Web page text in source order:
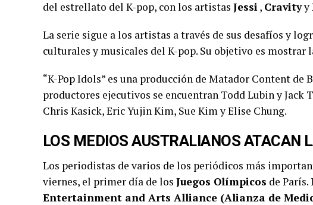
del estrellato del K-pop, con los artistas Jessi, Cravityy
La serie sigue a los artistas a través de sus desafíos y
culturales y musicales del K-pop. Su objetivo es mostrar
“K-Pop Idols” es una producción de Matador Content de
productores ejecutivos se encuentran Todd Lubin y Jack
Chris Kasick, Eric Yujin Kim, Sue Kim y Elise Chung.
LOS MEDIOS AUSTRALIANOS ATACAN
Los periodistas de varios de los periódicos más
viernes, el primer día de los Juegos Olímpicos de
Entertainment and Arts Alliance (Alianza de